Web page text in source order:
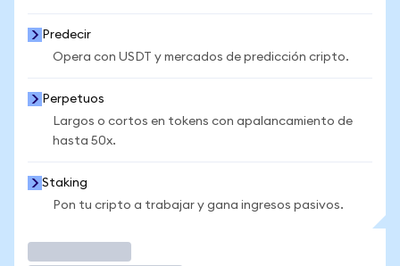
Predecir
Opera con USDT y mercados de predicción cripto.
Perpetuos
Largos o cortos en tokens con apalancamiento de
hasta 50x.
Staking
Pon tu cripto a trabajar y gana ingresos pasivos.